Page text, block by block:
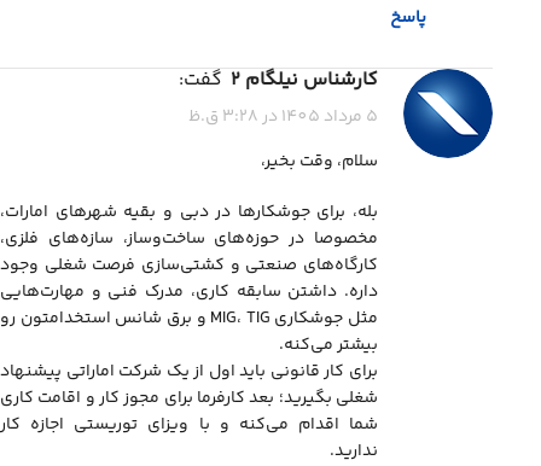
پاسخ
کارشناس نیلگام 2 گفت:
5 مرداد 1405 در 3:28 ق.ظ
سلام، وقت بخیر،
بله، برای جوشکارها در دبی و بقیه شهرهای امارات،
مخصوصا در حوزه‌های ساخت‌وساز، سازه‌های فلزی،
کارگاه‌های صنعتی و کشتی‌سازی فرصت شغلی وجود
داره. داشتن سابقه کاری، مدرک فنی و مهارت‌هایی
مثل جوشکاری MIG، TIG و برق شانس استخدامتون رو
بیشتر می‌کنه.
برای کار قانونی باید اول از یک شرکت اماراتی پیشنهاد
شغلی بگیرید؛ بعد کارفرما برای مجوز کار و اقامت کاری
شما اقدام می‌کنه و با ویزای توریستی اجازه کار
ندارید.